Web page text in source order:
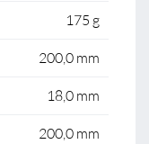
175 g
200,0 mm
18,0 mm
200,0 mm